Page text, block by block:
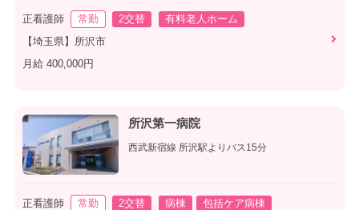
正看護師 常勤 2交替
有料老人ホーム
【埼玉県】所沢市
月給 400,000円
所沢第一病院
西武新宿線 所沢駅よりバス15分
正看護師 常勤 2交替 病棟
包括ケア病棟